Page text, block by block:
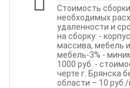
Стоимость
необходимых
удаленности и
на сборку: -
массива, мебель
мебель-3% -
1000 руб. -
черте г. Брянска
области – 10